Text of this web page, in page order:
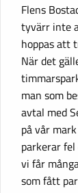
Flens
tyvärr inte
hoppas att
När det
man som
avtal med
på vår
parkerar
vi får
som fått